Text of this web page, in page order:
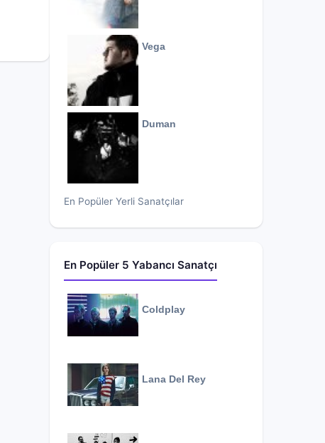
Vega
Duman
En Popüler Yerli Sanatçılar
En Popüler 5 Yabancı Sanatçı
Coldplay
Lana Del Rey